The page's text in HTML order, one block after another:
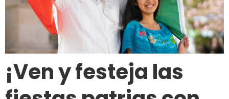
¡Ven y festeja las